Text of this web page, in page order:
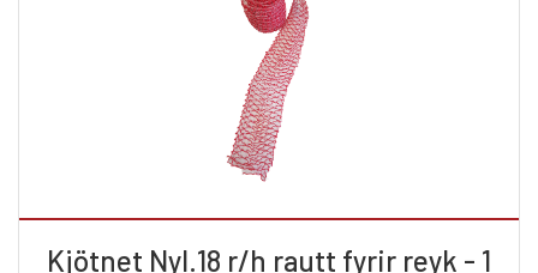
Kjötnet Nyl.18 r/h rautt fyrir reyk - 1